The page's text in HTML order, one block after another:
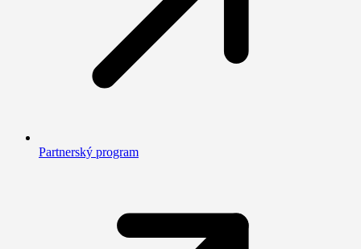
Partnerský program